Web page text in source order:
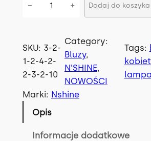
ć
B
l
u
− + Dodaj do koszyka
SKU: 3-2-
1-2-4-2-
2-3-2-10
Category:
Bluzy
N’SHINE
NOWOŚCI
Tags:
Marki: Nshine
Opis
Informacje dodatkowe